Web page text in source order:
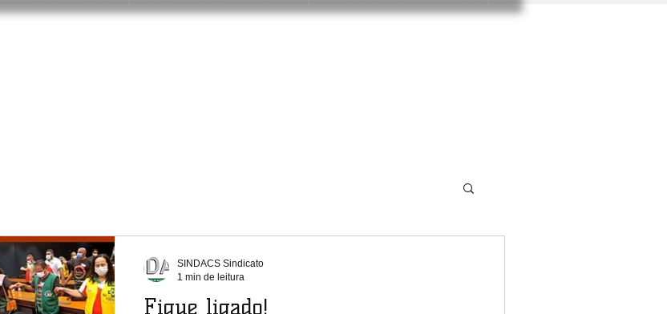
Fique ligado!
SINDACS Sindicato
1 min de leitura